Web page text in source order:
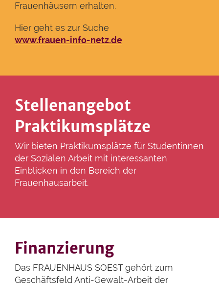
Frauenhäusern erhalten.
Hier geht es zur Suche
www.frauen-info-netz.de
Stellenangebot
Praktikumsplätze
Wir bieten Praktikumsplätze für Studentinnen
der Sozialen Arbeit mit interessanten
Einblicken in den Bereich der
Frauenhausarbeit.
Finanzierung
Das FRAUENHAUS SOEST gehört zum
Geschäftsfeld Anti-Gewalt-Arbeit der